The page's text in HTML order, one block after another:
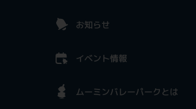
お知らせ
イベント情報
ムーミンバレーパークとは